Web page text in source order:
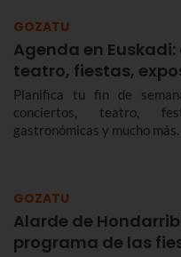
GOZATU
Agenda en
teatro, fiestas,
Planifica tu fin de
conciertos, teatro,
gastronómicas y mucho más.
GOZATU
Alarde de
programa de las